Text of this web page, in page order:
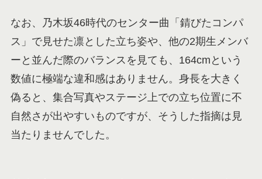
なお、乃木坂46時代のセンター曲「錆びたコンパ
ス」で見せた凛とした立ち姿や、他の2期生メンバ
ーと並んだ際のバランスを見ても、164cmという
数値に極端な違和感はありません。身長を大きく
偽ると、集合写真やステージ上での立ち位置に不
自然さが出やすいものですが、そうした指摘は見
当たりませんでした。